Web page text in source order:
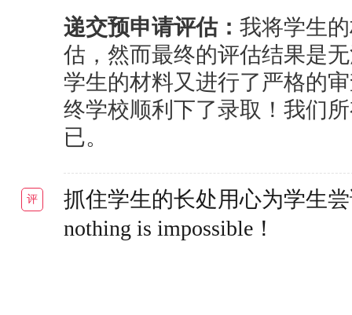
递交预申请评估： 我将学生
估，然而最终的评估结果是
学生的材料又进行了严格的
终学校顺利下了录取！我们
已。
评
抓住学生的长处用心为学生
nothing is impossible！